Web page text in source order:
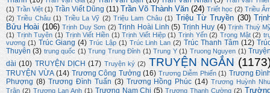
(1) Trần Việt (1) Trần Viết Dũng (11) Trần Võ Thành Văn (24) Triết học (2) Triều
(2) Triều Châu (1) Triều La Vỹ (2) Triệu Lam Châu (1) Triệu Từ Truyền (30)
Bửu Hoài (106) Trịnh Duy Sơn (2) Trịnh Hoài Linh (5) Trịnh Huy (4) Trịnh Thuỳ
(1) Trịnh Tuyên (1) Trịnh Viết Hiền (1) Trịnh Viết Hiệp (1) Trịnh Yến (2) Trọng Mật (2)
vương (1) Trúc Giang (4) Trúc Lập (1) Trúc Linh Lan (2) Trúc Thanh Tâm (12)
Thuyên (3) trung quốc (1) Trung Trung Đỉnh (1) Trung Y (1) Truong Nguyen (1)
dài (10) TRUYỆN DỊCH (17) Truyện ký (2) TRUYỆN NGẮN
TRUYỆN VỪA (14) Trương Công Tưởng (16) Trương Diễm Phiến (1) Trương
Phượng (8) Trương Đình Tuấn (3) Trương Hồng Phúc (14) Trương Huỳnh
Trân (2) Trương Lan Anh (1) Trương Nam Chi (5) Trương Thanh Cường (2)